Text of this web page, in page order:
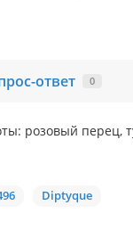
ответ 0
розовый перец,
Diptyque